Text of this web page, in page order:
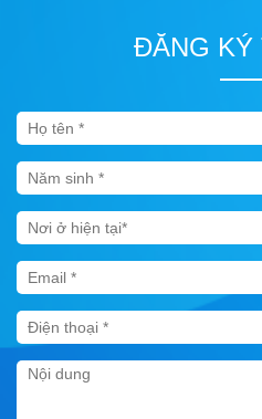
ĐĂNG KÝ